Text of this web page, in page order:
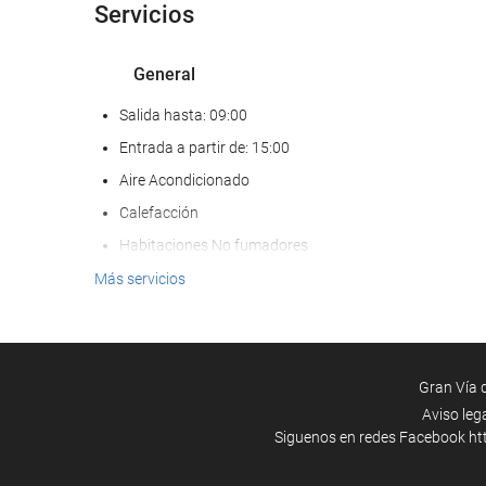
Servicios
General
Salida hasta: 09:00
Entrada a partir de: 15:00
Aire Acondicionado
Calefacción
Habitaciones No fumadores
Zona de fumadores
Más servicios
Gran Vía
Aviso
Siguenos en redes Facebook